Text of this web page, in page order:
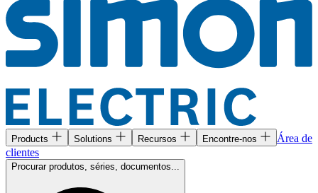
Products Solutions Recursos Encontre-nos
Área de
clientes
Procurar produtos, séries, documentos...